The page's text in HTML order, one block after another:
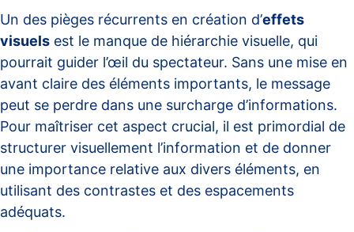
Un des pièges récurrents en création d’effets
visuels est le manque de hiérarchie visuelle, qui
pourrait guider l’œil du spectateur. Sans une mise en
avant claire des éléments importants, le message
peut se perdre dans une surcharge d’informations.
Pour maîtriser cet aspect crucial, il est primordial de
structurer visuellement l’information et de donner
une importance relative aux divers éléments, en
utilisant des contrastes et des espacements
adéquats.